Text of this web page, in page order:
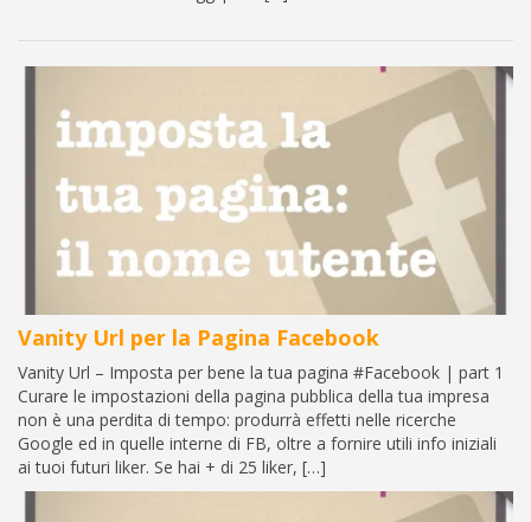
Vanity Url per la Pagina Facebook
Vanity Url – Imposta per bene la tua pagina #Facebook | part 1
Curare le impostazioni della pagina pubblica della tua impresa
non è una perdita di tempo: produrrà effetti nelle ricerche
Google ed in quelle interne di FB, oltre a fornire utili info iniziali
ai tuoi futuri liker. Se hai + di 25 liker, […]